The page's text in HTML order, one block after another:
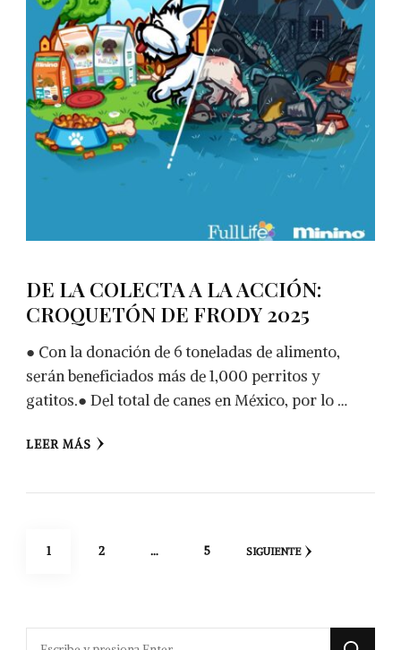
DE LA COLECTA A LA ACCIÓN:
CROQUETÓN DE FRODY 2025
● Con la donación de 6 toneladas de alimento,
serán beneficiados más de 1,000 perritos y
gatitos.● Del total de canes en México, por lo …
LEER MÁS
Navegación
PÁGINA
1 PÁGINA
2 … PÁGINA
5 SIGUIENTE
¿Buscas